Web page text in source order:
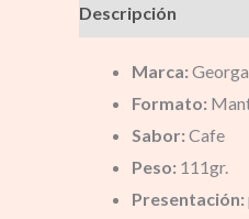
Descripción
Marca:
Formato:
Sabor: Cafe
Peso: 111gr.
Presentación: